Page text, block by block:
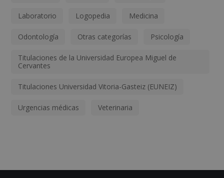
Laboratorio Logopedia Medicina
Odontología Otras categorías Psicología
Titulaciones de la Universidad Europea Miguel de
Cervantes
Titulaciones Universidad Vitoria-Gasteiz (EUNEIZ)
Urgencias médicas Veterinaria